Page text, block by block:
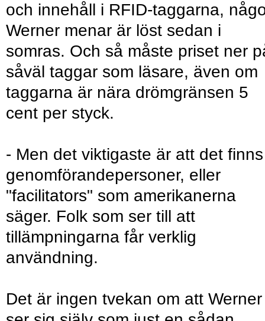
och innehåll i RFID-taggarna,
Werner menar är löst sedan i
somras. Och så måste priset ner
såväl taggar som läsare, även om
taggarna är nära drömgränsen 5
cent per styck.
- Men det viktigaste är att det finns
genomförandepersoner, eller
"facilitators" som amerikanerna
säger. Folk som ser till att
tillämpningarna får verklig
användning.
Det är ingen tvekan om att Werner